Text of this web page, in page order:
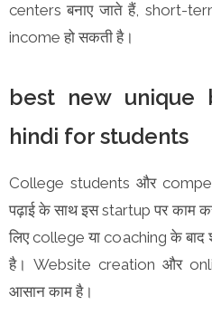
centers बनाए जाते हैं, short-
income हो सकती है।
best new unique
hindi for students
College students और
पढ़ाई के साथ इस startup पर
लिए college या coaching के बाद
है। Website creation और
आसान काम है।